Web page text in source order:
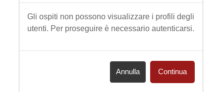
Gli ospiti non possono visualizzare i profili degli
utenti. Per proseguire è necessario autenticarsi.
Annulla Continua